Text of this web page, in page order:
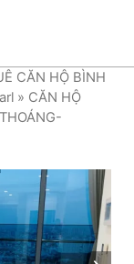
CĂN HỘ BÌNH
» CĂN HỘ